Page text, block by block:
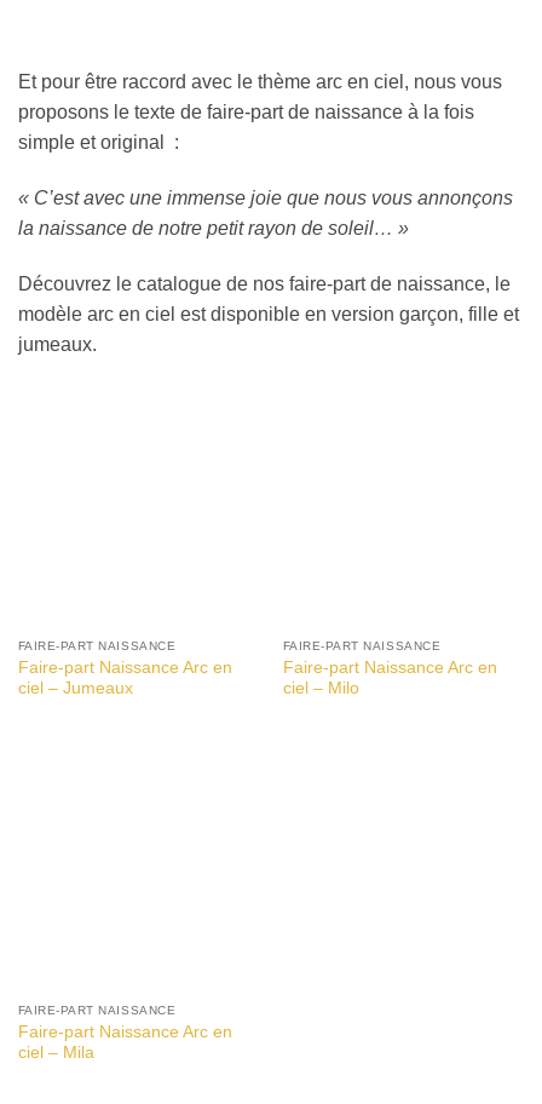
Et pour être raccord avec le thème arc en ciel, nous vous
proposons le texte de faire-part de naissance à la fois
simple et original :
« C’est avec une immense joie que nous vous annonçons
la naissance de notre petit rayon de soleil… »
Découvrez le catalogue de nos faire-part de naissance, le
modèle arc en ciel est disponible en version garçon, fille et
jumeaux.
FAIRE-PART NAISSANCE
Faire-part Naissance Arc en
ciel – Jumeaux
FAIRE-PART NAISSANCE
Faire-part Naissance Arc en
ciel – Milo
FAIRE-PART NAISSANCE
Faire-part Naissance Arc en
ciel – Mila